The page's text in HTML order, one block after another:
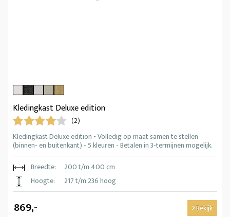
Kledingkast Deluxe edition
(2)
Kledingkast Deluxe edition - Volledig op maat samen te stellen
(binnen- en buitenkant) - 5 kleuren - Betalen in 3-termijnen mogelijk.
Breedte:
200 t/m 400 cm
Hoogte:
217 t/m 236 hoog
869,- Bekijk